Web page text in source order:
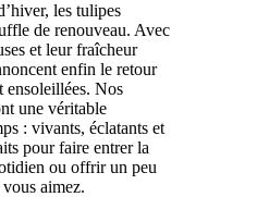
les tulipes
de renouveau. Avec
et leur fraîcheur
enfin le retour
ensoleillées. Nos
une véritable
: vivants, éclatants et
pour faire entrer la
ou offrir un peu
aimez.